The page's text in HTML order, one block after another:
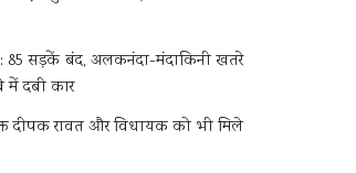
: 85 सड़कें बंद, अलकनंदा-मंदाकिनी खतरे
दबी कार
दीपक रावत और विधायक को भी मिले